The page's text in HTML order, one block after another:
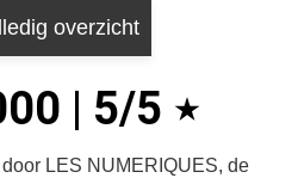
overzicht
| 5/5
LES NUMERIQUES, de